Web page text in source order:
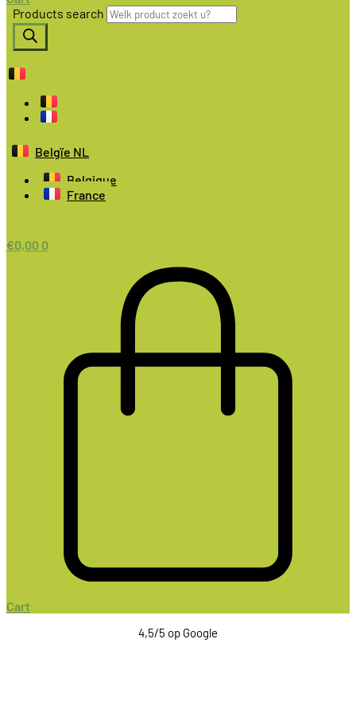
Products search
Belgïe NL
Belgique
France
€0,00 0
Cart
4,5/5 op Google